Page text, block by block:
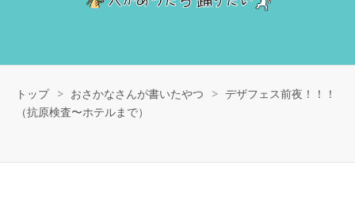
トップ > おさかなさんが書いたやつ > デザフェス前夜！！！
（抗原検査〜ホテルまで）